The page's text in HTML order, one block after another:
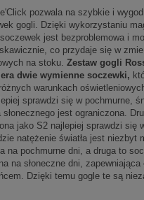
pozwala na szybkie i
gogli. Dzięki wykorzystaniu
jest bezproblemowa i
co przydaje się w
na stoku. Zestaw gogli
dwie wymienne soczewki,
warunkach
sprawdzi się w pochmurne,
słonecznego jest ograniczona.
jako S2 najlepiej sprawdzi się
natężenie światła jest niezbyt
na pochmurne dni, a druga to
na słoneczne dni, zapewniająca
Dzięki temu gogle te są